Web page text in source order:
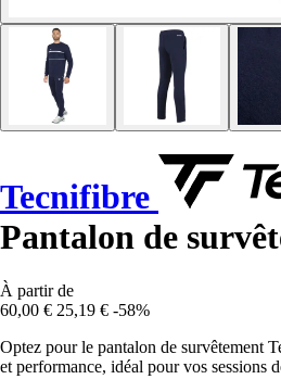
Tecnifibre
Pantalon de
À partir de
60,00 € 25,19 € -58%
Optez pour le pantalon de survêtement
et performance, idéal pour vos sessions